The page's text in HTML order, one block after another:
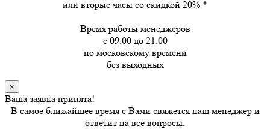
или вторые часы со скидкой 20% *
Время работы менеджеров
с 09.00 до 21.00
по московскому времени
без выходных
×
Ваша заявка принята!
В самое ближайшее время с Вами свяжется наш менеджер и
ответит на все вопросы.